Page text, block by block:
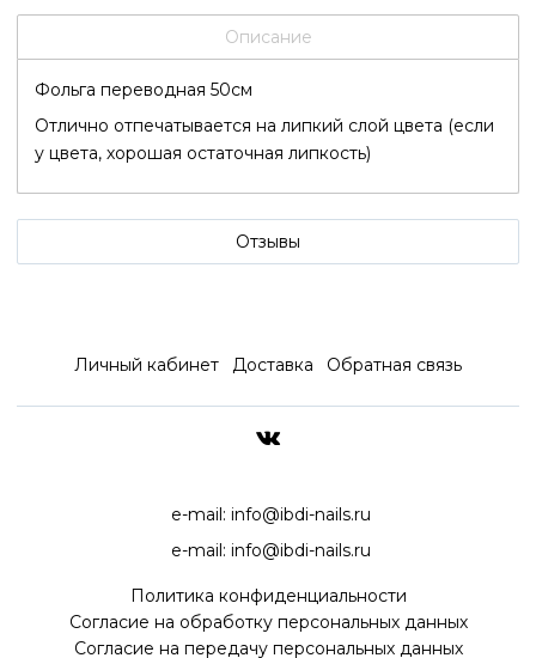
Описание
Фольга переводная 50см
Отлично отпечатывается на липкий слой цвета (если
у цвета, хорошая остаточная липкость)
Отзывы
Личный кабинет Доставка Обратная связь
e-mail: info@ibdi-nails.ru
e-mail: info@ibdi-nails.ru
Политика конфиденциальности
Согласие на обработку персональных данных
Согласие на передачу персональных данных